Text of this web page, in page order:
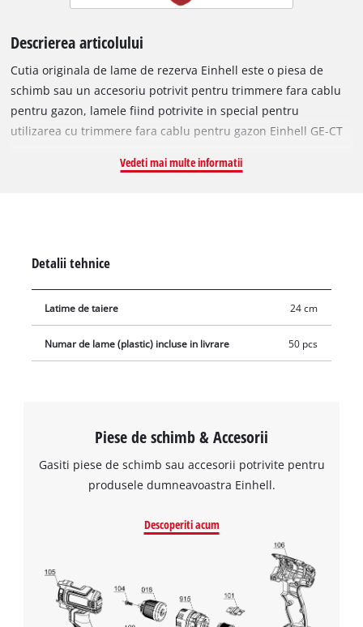
Descrierea articolului
Cutia originala de lame de rezerva Einhell este o piesa de
schimb sau un accesoriu potrivit pentru trimmere fara cablu
pentru gazon, lamele fiind potrivite in special pentru
utilizarea cu trimmere fara cablu pentru gazon Einhell GE-CT
de 7 cm sunt livrate intr-o cutie practica de depozitare in care
Vedeti mai multe informatii
Detalii tehnice
Latime de taiere 24 cm
Numar de lame (plastic) incluse in livrare 50 pcs
Piese de schimb & Accesorii
Gasiti piese de schimb sau accesorii potrivite pentru
produsele dumneavoastra Einhell.
Descoperiti acum